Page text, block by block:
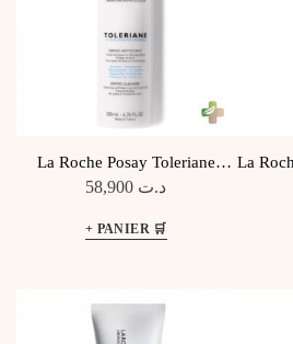
La Roche Posay Toleriane
Dermo Nettoyant 200Ml
د.ت
La